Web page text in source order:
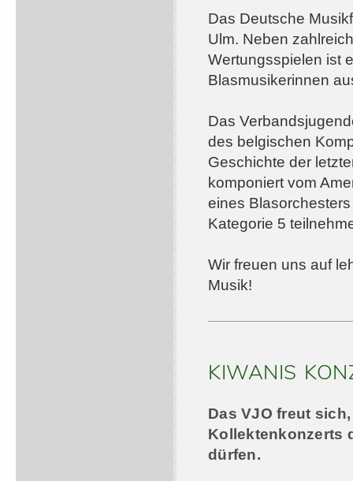
Das Deutsche
Ulm. Neben
Wertungsspielen ist
Blasmusikerinnen
Das
des belgischen
Geschichte der
komponiert vom
eines
Kategorie 5
Wir freuen uns auf
Musik!
KIWANIS
Das VJO freut
Kollektenkonzerts
dürfen.